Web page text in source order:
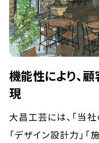
機能性により、
現
大昌工芸には、「当
「デザイン設計力」